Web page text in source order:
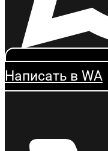
Написать в WA